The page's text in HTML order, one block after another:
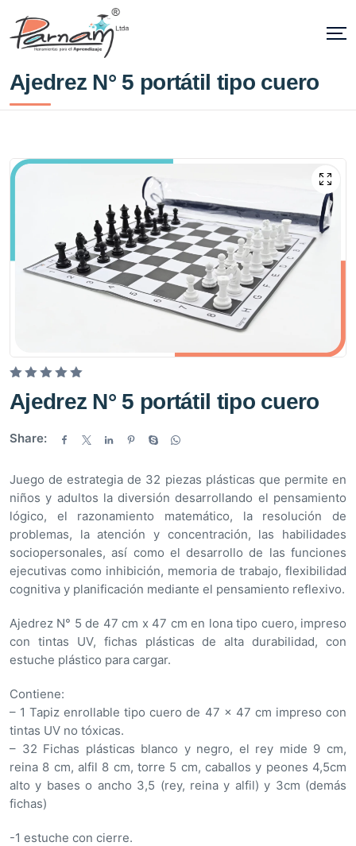
Ajedrez N° 5 portátil tipo cuero
V
a
o
a
d
o
e
n
0
d
5
Ajedrez N° 5 portátil tipo cuero
Share:
Juego de estrategia de 32 piezas plásticas que permite en
niños y adultos la diversión desarrollando el pensamiento
lógico, el razonamiento matemático, la resolución de
problemas, la atención y concentración, las habilidades
sociopersonales, así como el desarrollo de las funciones
ejecutivas como inhibición, memoria de trabajo, flexibilidad
cognitiva y planificación mediante el pensamiento reflexivo.
Ajedrez N° 5 de 47 cm x 47 cm en lona tipo cuero, impreso
con tintas UV, fichas plásticas de alta durabilidad, con
estuche plástico para cargar.
Contiene:
– 1 Tapiz enrollable tipo cuero de 47 x 47 cm impreso con
tintas UV no tóxicas.
– 32 Fichas plásticas blanco y negro, el rey mide 9 cm,
reina 8 cm, alfil 8 cm, torre 5 cm, caballos y peones 4,5cm
alto y bases o ancho 3,5 (rey, reina y alfil) y 3cm (demás
fichas)
-1 estuche con cierre.